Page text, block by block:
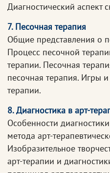
Диагностический аспект
7. Песочная терапия
Общие представления о
Процесс песочной
терапии. Песочная
песочная терапия. Игры
терапии.
8. Диагностика в арт-
Особенности
метода арт-
Изобразительное
арт-терапии и